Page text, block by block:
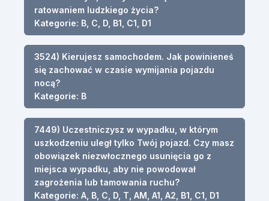
ratowaniem ludzkiego życia?
Kategorie: B, C, D, B1, C1, D1
3524) Kierujesz samochodem. Jak powinieneś
się zachować w czasie wymijania pojazdu
nocą?
Kategorie: B
7449) Uczestniczysz w wypadku, w którym
uszkodzeniu uległ tylko Twój pojazd. Czy masz
obowiązek niezwłocznego usunięcia go z
miejsca wypadku, aby nie powodował
zagrożenia lub tamowania ruchu?
Kategorie: A, B, C, D, T, AM, A1, A2, B1, C1, D1